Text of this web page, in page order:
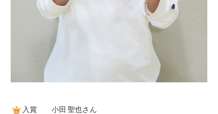
入賞 小田 聖也さん